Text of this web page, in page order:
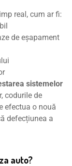
real, cum ar fi:
de eșapament
sistemelor
codurile de
efectua o nouă
defecțiunea a
auto?